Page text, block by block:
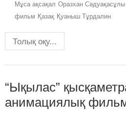
Мұса ақсақал Оразхан Сәдуақасұлы
фильм Қазақ Қуаныш Тұрдалин
Толық оқу...
“Ықылас”
анимациялық